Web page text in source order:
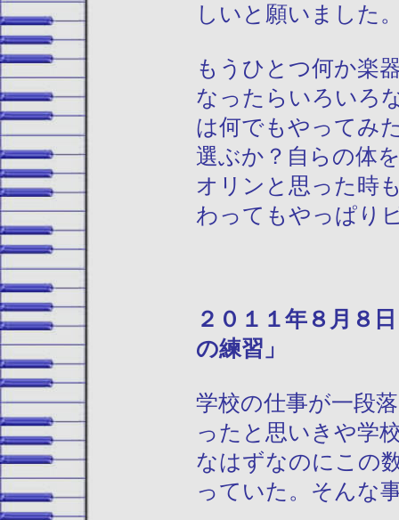
しいと願いました
もうひとつ何か楽
なったらいろいろ
は何でもやってみ
選ぶか？自らの体
オリンと思った時
わってもやっぱり
２０１１
の練習」
学校の仕事が一段
ったと思いきや学
なはずなのにこの
っていた。そんな